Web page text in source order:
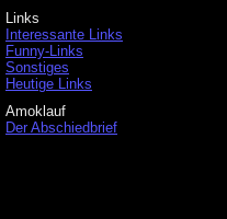
Links
Interessante Links
Funny-Links
Sonstiges
Heutige Links
Amoklauf
Der Abschiedbrief